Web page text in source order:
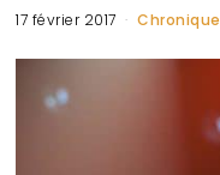
17 février 2017 Chronique